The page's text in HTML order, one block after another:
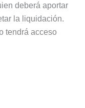
deberá aportar
la liquidación.
tendrá acceso